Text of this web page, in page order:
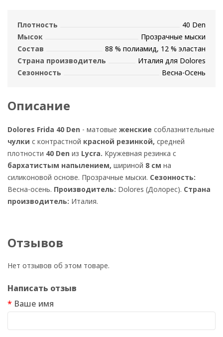
Плотность
40 Den
Мысок
Прозрачные мыски
Состав
88 % полиамид, 12 % эластан
Страна производитель
Италия для Dolores
Сезонность
Весна-Осень
Описание
Dolores Frida 40 Den - матовые женские соблазнительные
чулки с контрастной красной резинкой, средней
плотности 40 Den из Lycra. Кружевная резинка с
бархатистым напылением, шириной 8 см на
силиконовой основе. Прозрачные мыски. Сезонность:
Весна-осень. Производитель: Dolores (Долорес). Страна
производитель: Италия.
Отзывов
Нет отзывов об этом товаре.
Написать отзыв
Ваше имя